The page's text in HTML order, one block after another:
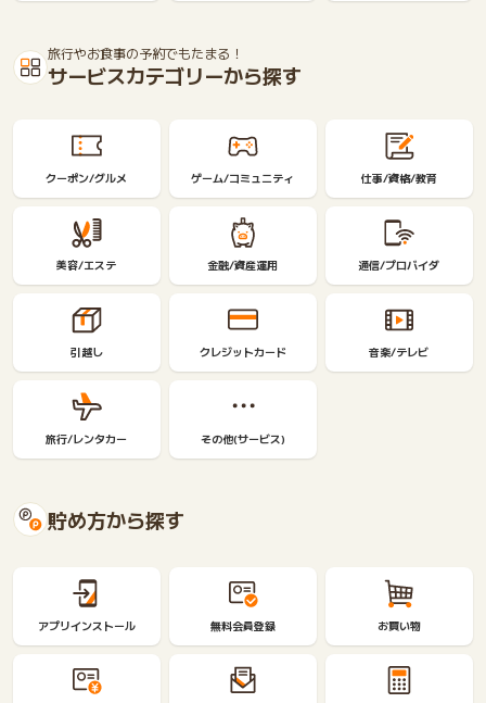
旅行やお食事の予約でもたまる！
サービスカテゴリーから探す
クーポン/グルメ ゲーム/コミュニティ 仕事/資格/教育
美容/エステ 金融/資産運用 通信/プロバイダ
引越し クレジットカード 音楽/テレビ
旅行/レンタカー その他(サービス)
貯め方から探す
アプリインストール 無料会員登録 お買い物